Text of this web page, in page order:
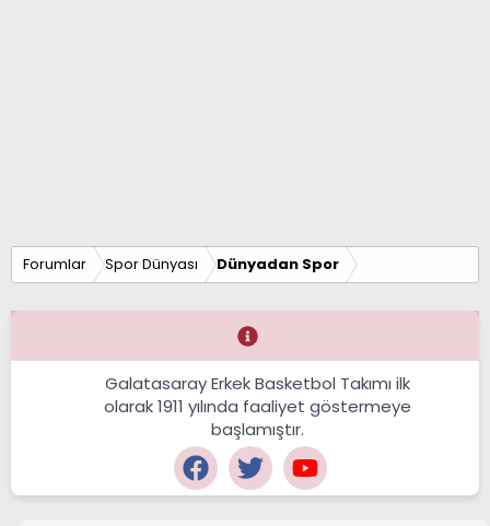
Forumlar Spor Dünyası Dünyadan Spor
Galatasaray Erkek Basketbol Takımı ilk
olarak 1911 yılında faaliyet göstermeye
başlamıştır.